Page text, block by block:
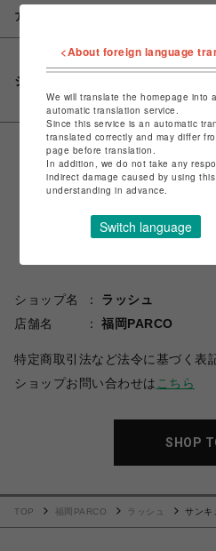
アイテム説明 / 素材
シェアする
ショップ名
ラッシュ
店舗名
福岡PARCO
特定商取引法など法令に基づく表
ショップお問い合わせは こちら
SHOP
TOP 福岡PARCO ラッシュ サンキ
<About foreign language
We will translate the homepage into
automatic translation service.
Since this service is an automatic
translated correctly and may differ
page before translation.
In addition, we do not take any
indirect damage caused by using
understanding in advance.
Switch language